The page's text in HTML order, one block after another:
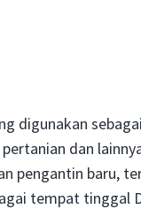
digunakan
dan
pengantin baru,
tempat tinggal